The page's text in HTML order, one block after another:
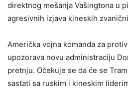
direktnog mešanja Vašingtona u
agresivnih izjava kineskih
Američka vojna komanda za
upozorava novu administraciju
pretnju. Očekuje se da će se
sastati sa ruskim i kineskim